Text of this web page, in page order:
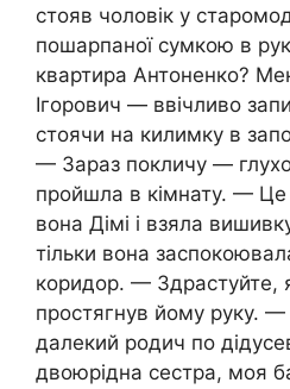
стояв чоловік у
пошарпаної сумкою в
квартира Антоненко?
Ігорович — ввічливо
стоячи на килимку в
— Зараз покличу —
пройшла в кімнату. —
вона Дімі і взяла
тільки вона
коридор. — Здрастуйте,
простягнув йому руку.
далекий родич по
двоюрідна сестра, моя